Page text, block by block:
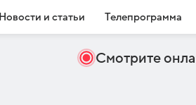
Новости и статьи Телепрограмма
Смотрите